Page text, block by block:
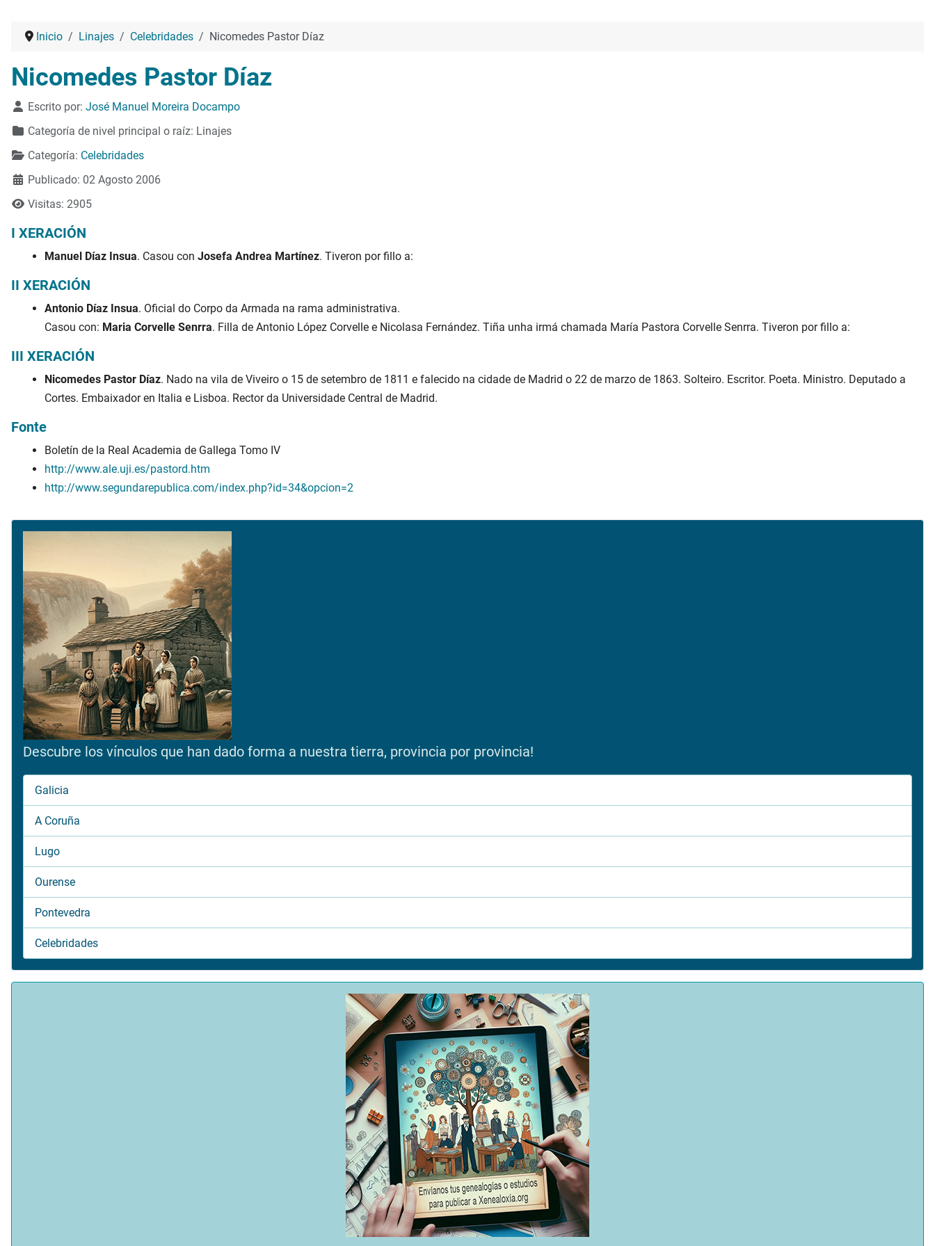
Inicio Linajes Celebridades Nicomedes Pastor Díaz
Nicomedes Pastor Díaz
Detalles
Escrito por: José Manuel Moreira Docampo
Categoría de nivel principal o raíz: Linajes
Categoría: Celebridades
Publicado: 02 Agosto 2006
Visitas: 2905
I XERACIÓN
Manuel Díaz Insua. Casou con Josefa Andrea Martínez. Tiveron por fillo a:
II XERACIÓN
Antonio Díaz Insua. Oficial do Corpo da Armada na rama administrativa.
Casou con: Maria Corvelle Senrra. Filla de Antonio López Corvelle e Nicolasa Fernández. Tiña unha irmá chamada María Pastora Corvelle Senrra. Tiveron por fillo a:
III XERACIÓN
Nicomedes Pastor Díaz. Nado na vila de Viveiro o 15 de setembro de 1811 e falecido na cidade de Madrid o 22 de marzo de 1863. Solteiro. Escritor. Poeta. Ministro. Deputado a
Cortes. Embaixador en Italia e Lisboa. Rector da Universidade Central de Madrid.
Fonte
Boletín de la Real Academia de Gallega Tomo IV
http://www.ale.uji.es/pastord.htm
http://www.segundarepublica.com/index.php?id=34&opcion=2
Descubre los vínculos que han dado forma a nuestra tierra, provincia por provincia!
Galicia
A Coruña
Lugo
Ourense
Pontevedra
Celebridades